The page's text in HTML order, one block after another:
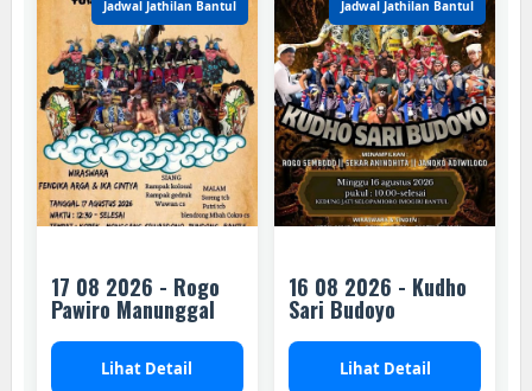
Jadwal Jathilan Bantul
17 08 2026 - Rogo
Pawiro Manunggal
Lihat Detail
Jadwal Jathilan Bantul
16 08 2026 - Kudho
Sari Budoyo
Lihat Detail